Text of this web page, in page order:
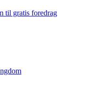
til gratis foredrag